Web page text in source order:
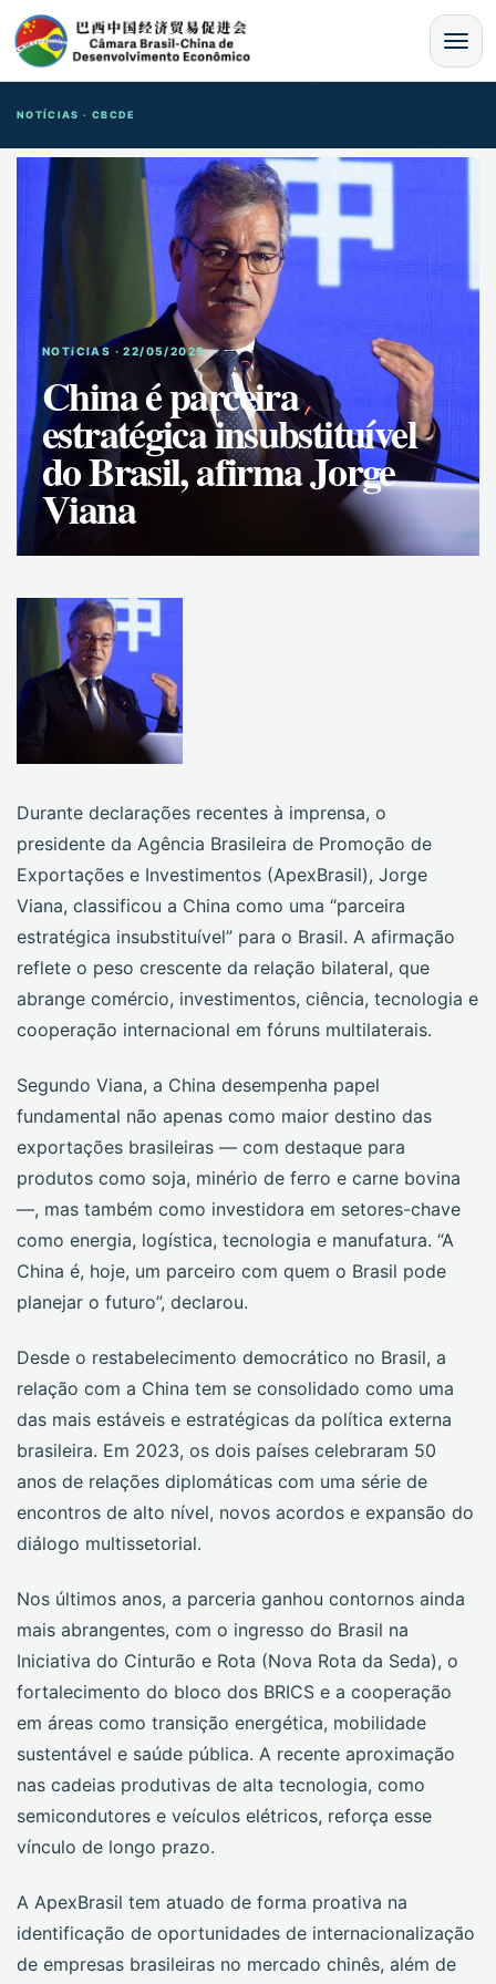
MENU
NOTÍCIAS · CBCDE
NOTíCIAS · 22/05/2025
China é parceira
estratégica insubstituível
do Brasil, afirma Jorge
Viana
Durante declarações recentes à imprensa, o
presidente da Agência Brasileira de Promoção de
Exportações e Investimentos (ApexBrasil), Jorge
Viana, classificou a China como uma “parceira
estratégica insubstituível” para o Brasil. A afirmação
reflete o peso crescente da relação bilateral, que
abrange comércio, investimentos, ciência, tecnologia e
cooperação internacional em fóruns multilaterais.
Segundo Viana, a China desempenha papel
fundamental não apenas como maior destino das
exportações brasileiras — com destaque para
produtos como soja, minério de ferro e carne bovina
—, mas também como investidora em setores-chave
como energia, logística, tecnologia e manufatura. “A
China é, hoje, um parceiro com quem o Brasil pode
planejar o futuro”, declarou.
Desde o restabelecimento democrático no Brasil, a
relação com a China tem se consolidado como uma
das mais estáveis e estratégicas da política externa
brasileira. Em 2023, os dois países celebraram 50
anos de relações diplomáticas com uma série de
encontros de alto nível, novos acordos e expansão do
diálogo multissetorial.
Nos últimos anos, a parceria ganhou contornos ainda
mais abrangentes, com o ingresso do Brasil na
Iniciativa do Cinturão e Rota (Nova Rota da Seda), o
fortalecimento do bloco dos BRICS e a cooperação
em áreas como transição energética, mobilidade
sustentável e saúde pública. A recente aproximação
nas cadeias produtivas de alta tecnologia, como
semicondutores e veículos elétricos, reforça esse
vínculo de longo prazo.
A ApexBrasil tem atuado de forma proativa na
identificação de oportunidades de internacionalização
de empresas brasileiras no mercado chinês, além de